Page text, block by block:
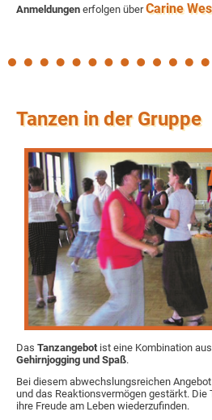
Anmeldungen erfolgen überCarine
Tanzen in der Gruppe
Das Tanzangebot ist eine Kombination
Gehirnjogging und Spaß.
Bei diesem abwechslungsreichen
und das Reaktionsvermögen gestärkt.
ihre Freude am Leben wiederzufinden.